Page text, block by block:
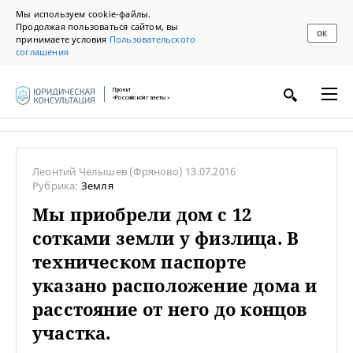
Мы используем cookie-файлы.
Продолжая пользоваться сайтом, вы
принимаете условия Пользовательского
соглашения
ОК
Проект
«Российской газеты»
Леонтий Челышев (Фряново) 13.07.2016
Рубрика: Земля
Мы приобрели дом с 12
сотками земли у физлица. В
техническом паспорте
указано расположение дома и
расстояние от него до концов
участка.